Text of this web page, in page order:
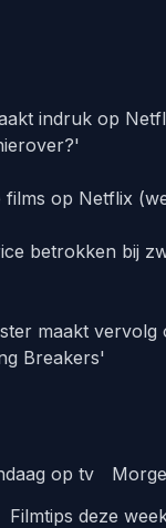
indruk op
films op Netflix
betrokken bij
maakt vervolg
Breakers'
op tv
Filmtips deze